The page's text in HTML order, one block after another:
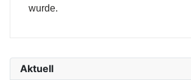
wurde.
Aktuell